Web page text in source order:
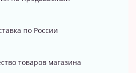
по России
товаров магазина